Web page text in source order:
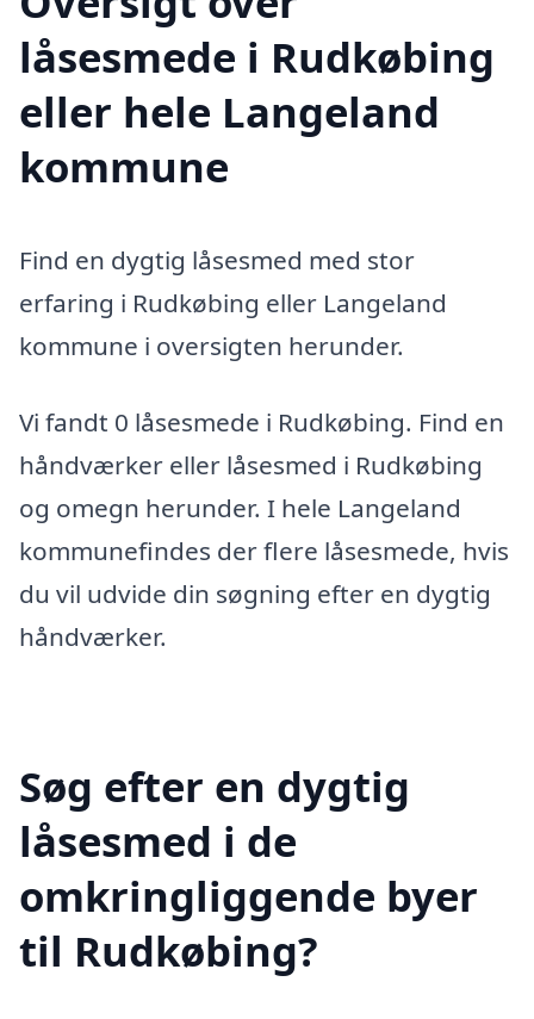
låsesmede i Rudkøbing
eller hele Langeland
kommune
Find en dygtig låsesmed med stor
erfaring i Rudkøbing eller Langeland
kommune i oversigten herunder.
Vi fandt 0 låsesmede i Rudkøbing. Find en
håndværker eller låsesmed i Rudkøbing
og omegn herunder. I hele Langeland
kommunefindes der flere låsesmede, hvis
du vil udvide din søgning efter en dygtig
håndværker.
Søg efter en dygtig
låsesmed i de
omkringliggende byer
til Rudkøbing?